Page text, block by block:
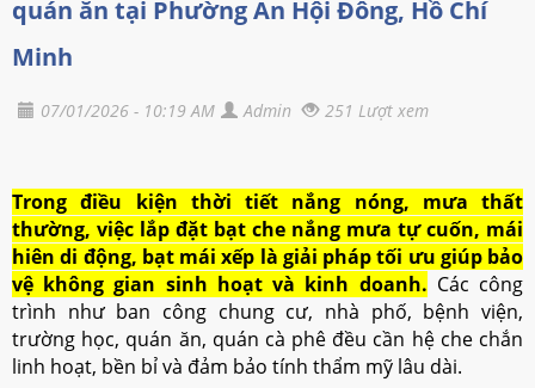
quán ăn tại Phường An Hội Đông, Hồ Chí
Minh
07/01/2026 - 10:19 AM Admin 251 Lượt xem
Trong điều kiện thời tiết nắng nóng, mưa thất
thường, việc lắp đặt bạt che nắng mưa tự cuốn, mái
hiên di động, bạt mái xếp là giải pháp tối ưu giúp bảo
vệ không gian sinh hoạt và kinh doanh. Các công
trình như ban công chung cư, nhà phố, bệnh viện,
trường học, quán ăn, quán cà phê đều cần hệ che chắn
linh hoạt, bền bỉ và đảm bảo tính thẩm mỹ lâu dài.